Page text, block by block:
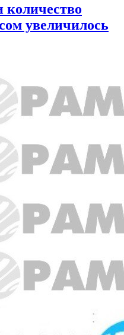
количество
увеличилось